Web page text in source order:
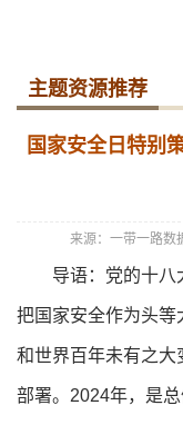
主题资源推荐
国家安全日特别
来源：一带一路数
导语：党的十八
把国家安全作为头等
和世界百年未有之大
部署。2024年，是